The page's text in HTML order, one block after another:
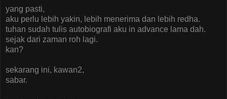
yang pasti,
aku perlu lebih yakin, lebih menerima dan lebih redha.
tuhan sudah tulis autobiografi aku in advance lama dah.
sejak dari zaman roh lagi.
kan?
sekarang ini, kawan2,
sabar.